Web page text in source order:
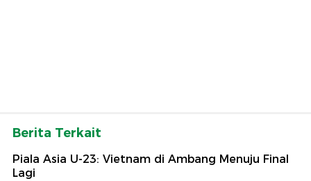
Berita Terkait
Piala Asia U-23: Vietnam di Ambang Menuju Final
Lagi